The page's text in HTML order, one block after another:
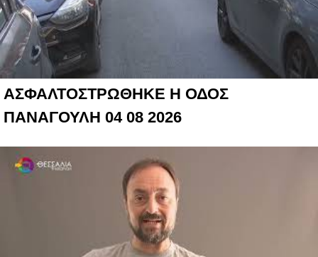
ΑΣΦΑΛΤΟΣΤΡΩΘΗΚΕ Η ΟΔΟΣ
ΠΑΝΑΓΟΥΛΗ 04 08 2026